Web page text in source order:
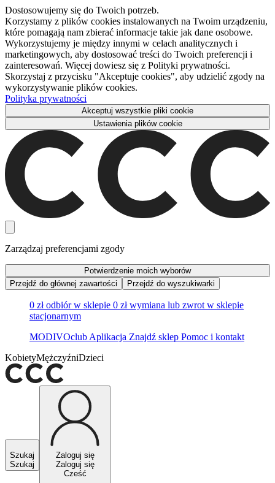
Dostosowujemy się do Twoich potrzeb.
Korzystamy z plików cookies instalowanych na Twoim urządzeniu,
które pomagają nam zbierać informacje takie jak dane osobowe.
Wykorzystujemy je między innymi w celach analitycznych i
marketingowych, aby dostosować treści do Twoich preferencji i
zainteresowań. Więcej dowiesz się z Polityki prywatności.
Skorzystaj z przycisku "Akceptuje cookies", aby udzielić zgody na
wykorzystywanie plików cookies.
Polityka prywatności
Akceptuj wszystkie pliki cookie
Ustawienia plików cookie
Zarządzaj preferencjami zgody
Potwierdzenie moich wyborów
Przejdź do głównej zawartości
Przejdź do wyszukiwarki
0 zł odbiór w sklepie 0 zł wymiana lub zwrot w sklepie
stacjonarnym
MODIVOclub Aplikacja Znajdź sklep Pomoc i kontakt
KobietyMężczyźniDzieci
Szukaj
Szukaj
Zaloguj się
Zaloguj się
Cześć